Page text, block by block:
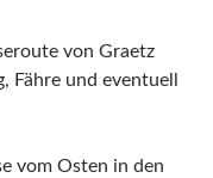
von Graetz
Fähre und eventuell
vom Osten in den